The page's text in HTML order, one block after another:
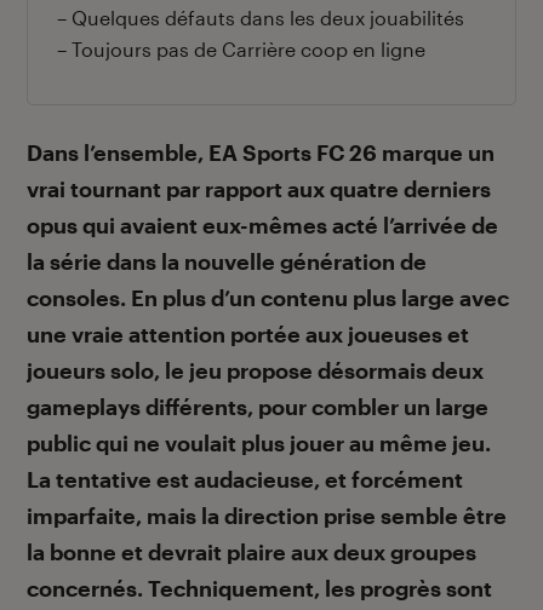
– Quelques défauts dans les deux jouabilités
– Toujours pas de Carrière coop en ligne
Dans l’ensemble, EA Sports FC 26 marque un
vrai tournant par rapport aux quatre derniers
opus qui avaient eux-mêmes acté l’arrivée de
la série dans la nouvelle génération de
consoles. En plus d’un contenu plus large avec
une vraie attention portée aux joueuses et
joueurs solo, le jeu propose désormais deux
gameplays différents, pour combler un large
public qui ne voulait plus jouer au même jeu.
La tentative est audacieuse, et forcément
imparfaite, mais la direction prise semble être
la bonne et devrait plaire aux deux groupes
concernés. Techniquement, les progrès sont